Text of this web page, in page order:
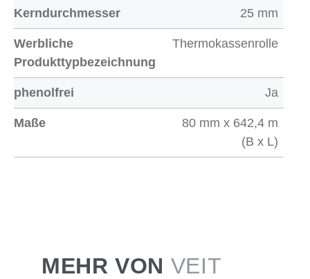
Kerndurchmesser 25 mm
Werbliche
Produkttypbezeichnung
Thermokassenrolle
phenolfrei Ja
Maße
80 mm x 642,4 m
(B x L)
MEHR VON VEIT